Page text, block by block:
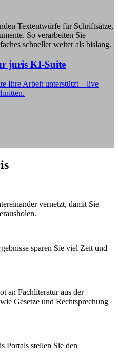
Textentwürfe für Schriftsätze,
So verarbeiten Sie
schneller weiter als bislang.
juris KI-Suite
Ihre Arbeit unterstützt – live
vernetzt, damit Sie
sparen Sie viel Zeit und
an Fachliteratur aus der
Gesetze und Rechtsprechung
Portals stellen Sie den